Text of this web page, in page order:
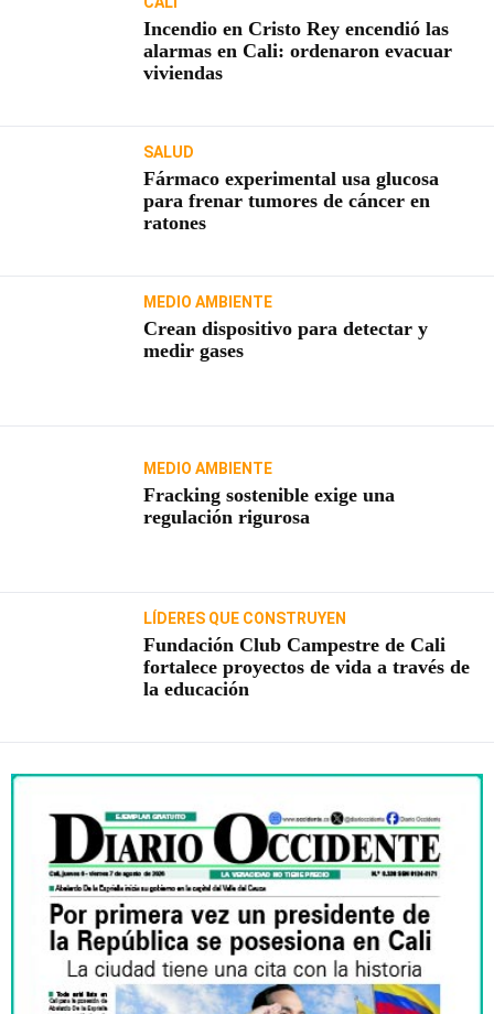
Incendio en Cristo Rey encendió las
alarmas en Cali: ordenaron evacuar
viviendas
SALUD
Fármaco experimental usa glucosa
para frenar tumores de cáncer en
ratones
MEDIO AMBIENTE
Crean dispositivo para detectar y
medir gases
MEDIO AMBIENTE
Fracking sostenible exige una
regulación rigurosa
LÍDERES QUE CONSTRUYEN
Fundación Club Campestre de Cali
fortalece proyectos de vida a través de
la educación